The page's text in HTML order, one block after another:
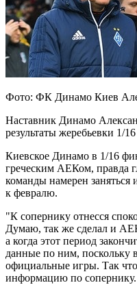
Фото: ФК Динамо Киев
Наставник Динамо
результаты жеребьевки 1/
Киевское Динамо в 1/16
греческим АЕКом, правда
команды намерен заняться
к февралю.
"К сопернику отнесся
Думаю, так же сделал и
а когда этот период
данные по ним, поскольку
официальные игры. Так
информацию по сопернику.